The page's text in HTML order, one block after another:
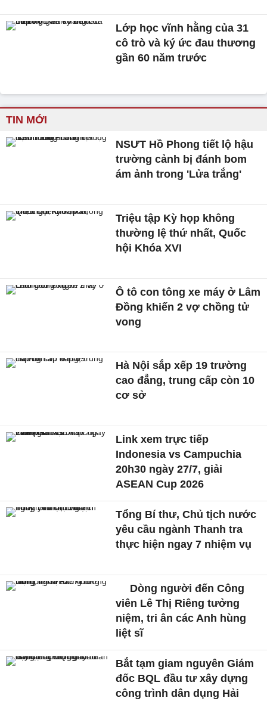
Lớp học vĩnh hằng của 31
cô trò và ký ức đau thương
gần 60 năm trước
TIN MỚI
NSƯT Hồ Phong tiết lộ hậu
trường cảnh bị đánh bom
ám ảnh trong 'Lửa trắng'
Triệu tập Kỳ họp không
thường lệ thứ nhất, Quốc
hội Khóa XVI
Ô tô con tông xe máy ở Lâm
Đồng khiến 2 vợ chồng tử
vong
Hà Nội sắp xếp 19 trường
cao đẳng, trung cấp còn 10
cơ sở
Link xem trực tiếp
Indonesia vs Campuchia
20h30 ngày 27/7, giải
ASEAN Cup 2026
Tổng Bí thư, Chủ tịch nước
yêu cầu ngành Thanh tra
thực hiện ngay 7 nhiệm vụ
Dòng người đến Công
viên Lê Thị Riêng tưởng
niệm, tri ân các Anh hùng
liệt sĩ
Bắt tạm giam nguyên Giám
đốc BQL đầu tư xây dựng
công trình dân dụng Hải